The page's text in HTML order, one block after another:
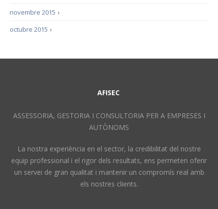
›
novembre 2015
›
octubre 2015
AFISEC
ASSESSORIA, GESTORIA I CONSULTORIA PER A EMPRESES I
AUTÒNOMS
La nostra experiència en el sector, la credibilitat del nostre
equip professional i el rigor dels resultats, ens permeten oferir
un servei de gran qualitat i mantenir un compromís real amb
els nostres clients.